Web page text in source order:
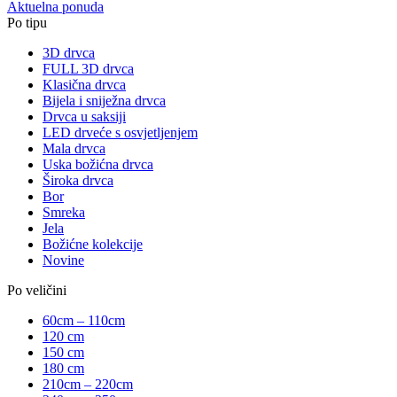
Aktuelna ponuda
Po tipu
3D drvca
FULL 3D drvca
Klasična drvca
Bijela i sniježna drvca
Drvca u saksiji
LED drveće s osvjetljenjem
Mala drvca
Uska božićna drvca
Široka drvca
Bor
Smreka
Jela
Božićne kolekcije
Novine
Po veličini
60cm – 110cm
120 cm
150 cm
180 cm
210cm – 220cm